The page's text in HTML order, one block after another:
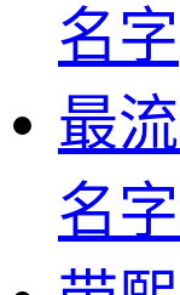
名字
最
名